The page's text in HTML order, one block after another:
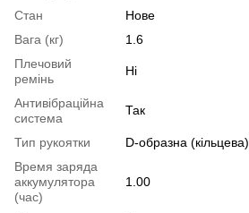
Стан
Нове
Вага (кг)
1.6
Плечовий
ремінь
Ні
Антивібраційна
система
Так
Тип рукоятки
D-образна (кільцева)
Время заряда
аккумулятора
(час)
1.00